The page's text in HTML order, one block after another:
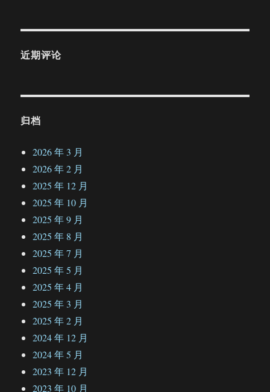
近期评论
归档
2026 年 3 月
2026 年 2 月
2025 年 12 月
2025 年 10 月
2025 年 9 月
2025 年 8 月
2025 年 7 月
2025 年 5 月
2025 年 4 月
2025 年 3 月
2025 年 2 月
2024 年 12 月
2024 年 5 月
2023 年 12 月
2023 年 10 月